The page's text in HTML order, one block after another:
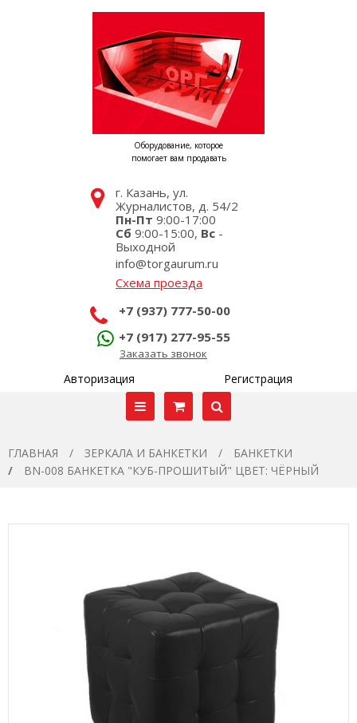
Оборудование, которое
помогает вам продавать
г. Казань, ул.
Журналистов, д. 54/2
Пн-Пт 9:00-17:00
Сб 9:00-15:00, Вс -
Выходной
info@torgaurum.ru
Схема проезда
+7 (937) 777-50-00
+7 (917) 277-95-55
Заказать звонок
Авторизация Регистрация
ГЛАВНАЯ ЗЕРКАЛА И БАНКЕТКИ
БАНКЕТКИ
BN-008 БАНКЕТКА "КУБ-ПРОШИТЫЙ" ЦВЕТ: ЧЁРНЫЙ